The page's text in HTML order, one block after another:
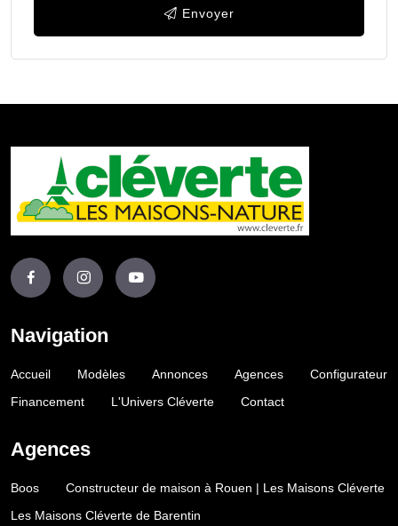
Envoyer
Navigation
Accueil Modèles Annonces Agences
Configurateur
Financement
L'Univers Cléverte Contact
Agences
Boos
Constructeur de maison à Rouen | Les Maisons Cléverte
Les Maisons Cléverte de Barentin